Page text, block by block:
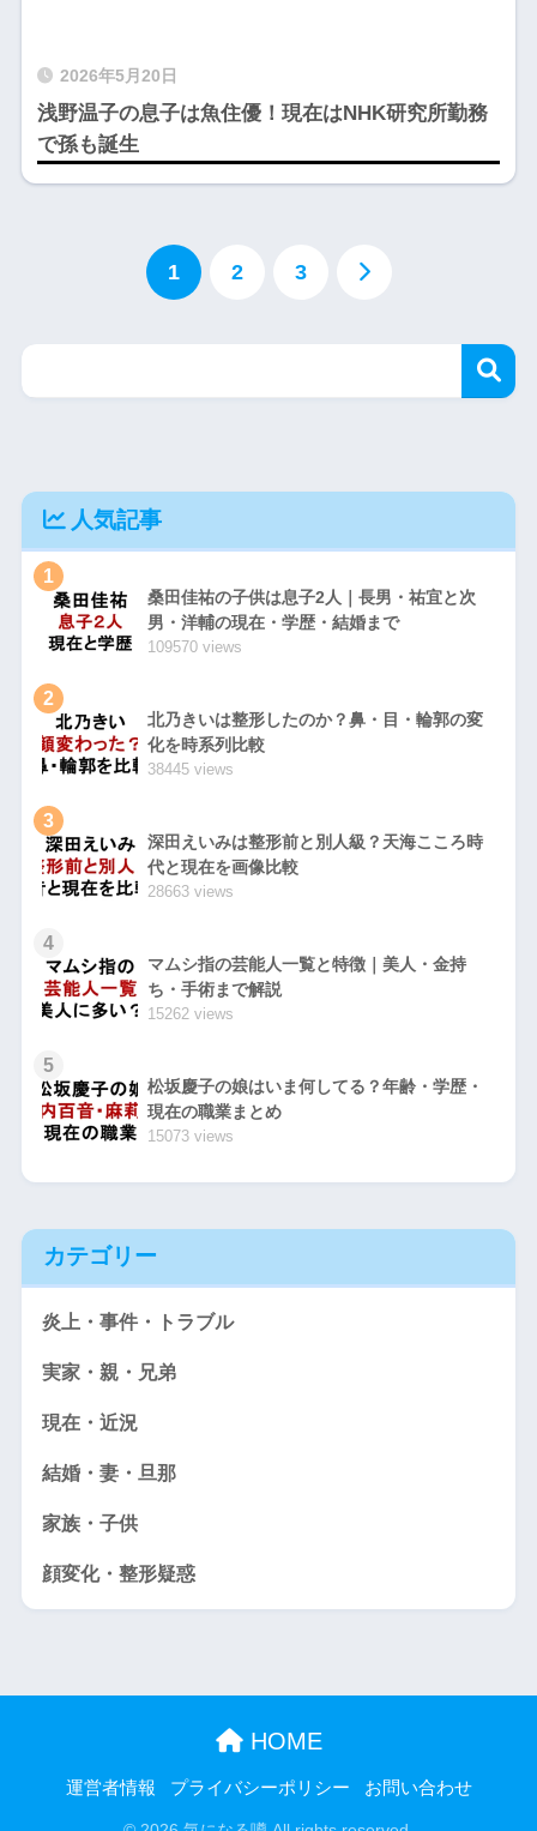
2026年5月20日
浅野温子の息子は魚住優！現在はNHK研究所勤務
で孫も誕生
1 2 3
人気記事
1
桑田佳祐の子供は息子2人｜長男・祐宜と次
男・洋輔の現在・学歴・結婚まで
109570 views
2
北乃きいは整形したのか？鼻・目・輪郭の変
化を時系列比較
38445 views
3
深田えいみは整形前と別人級？天海こころ時
代と現在を画像比較
28663 views
4
マムシ指の芸能人一覧と特徴｜美人・金持
ち・手術まで解説
15262 views
5
松坂慶子の娘はいま何してる？年齢・学歴・
現在の職業まとめ
15073 views
カテゴリー
炎上・事件・トラブル
実家・親・兄弟
現在・近況
結婚・妻・旦那
家族・子供
顔変化・整形疑惑
HOME
運営者情報 プライバシーポリシー お問い合わせ